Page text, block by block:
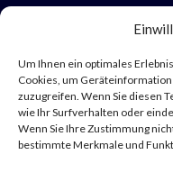
Um Ihnen ein optimales
Cookies, um
zuzugreifen. Wenn Sie diesen
wie Ihr Surfverhalten oder
Wenn Sie Ihre Zustimmung
bestimmte Merkmale und
LumaMed